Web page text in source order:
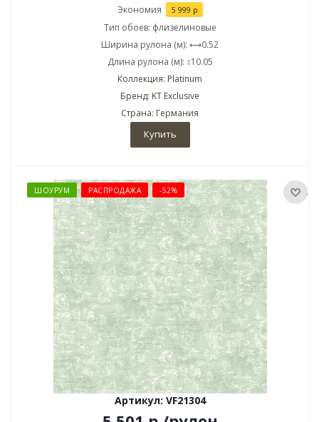
Экономия 5 999 р
Тип обоев: флизелиновые
Ширина рулона (м): ⟷0.52
Длина рулона (м): ↕10.05
Коллекция: Platinum
Бренд: KT Exclusive
Страна: Германия
Купить
ШОУРУМ РАСПРОДАЖА -52%
Артикул: VF21304